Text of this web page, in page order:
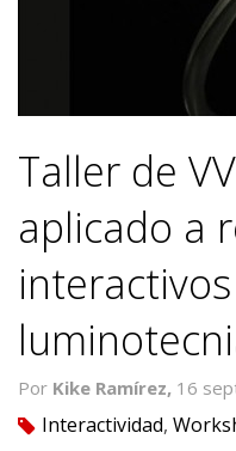
Taller de
aplicado a
Por Kike Ramírez, 16
tag Interactividad,